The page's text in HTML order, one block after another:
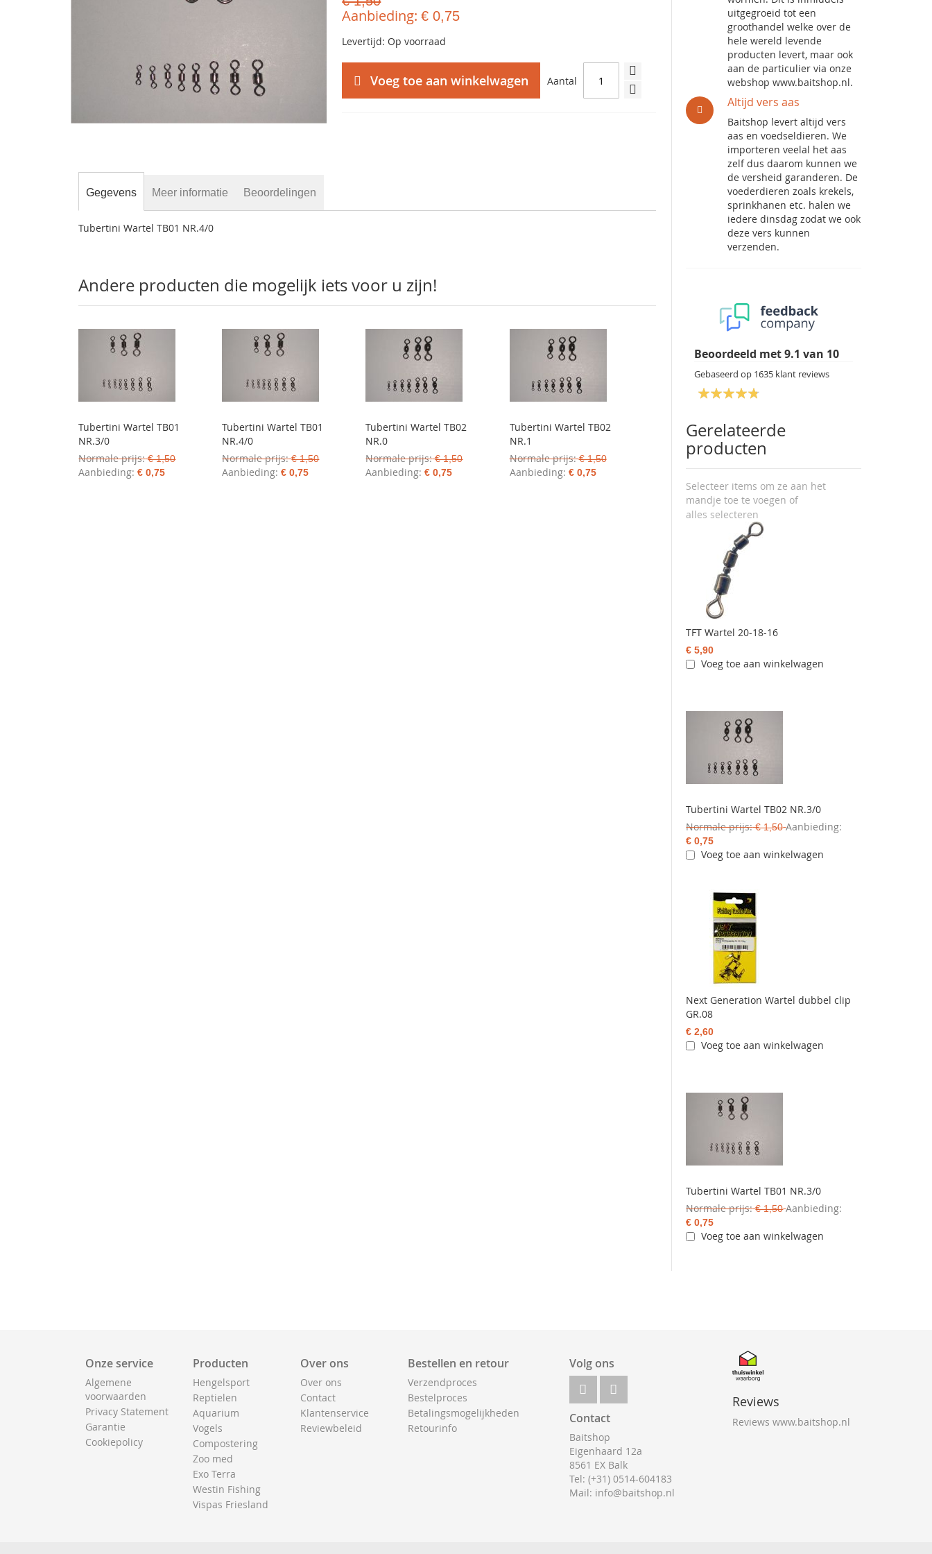
naar
de
Aanbieding € 0,75
Levertijd: Op voorraad
Aantal
Voeg toe aan winkelwagen
uitgegroeid tot een
groothandel welke over de
hele wereld levende
producten levert, maar ook
aan de particulier via onze
webshop www.baitshop.nl.
Altijd vers aas
Baitshop levert altijd vers
aas en voedseldieren. We
importeren veelal het aas
zelf dus daarom kunnen we
de versheid garanderen. De
voederdieren zoals krekels,
sprinkhanen etc. halen we
iedere dinsdag zodat we ook
deze vers kunnen
verzenden.
Beoordeeld met9.1 van 10
Gebaseerd op 1635 klant reviews
Gerelateerde
producten
Selecteer items om ze aan het
mandje toe te voegen of
alles selecteren
TFT Wartel 20-18-16
€ 5,90
Voeg toe aan winkelwagen
Tubertini Wartel TB02 NR.3/0
Normale prijs € 1,50 Aanbieding
€ 0,75
Voeg toe aan winkelwagen
Next Generation Wartel dubbel clip
GR.08
€ 2,60
Voeg toe aan winkelwagen
Tubertini Wartel TB01 NR.3/0
Normale prijs € 1,50 Aanbieding
€ 0,75
Voeg toe aan winkelwagen
Gegevens
Tubertini Wartel TB01 NR.4/0
Meer informatie Beoordelingen
Andere producten die mogelijk iets voor u zijn!
Tubertini Wartel TB01
NR.3/0
Normale prijs € 1,50
Aanbieding € 0,75
Tubertini Wartel TB01
NR.4/0
Normale prijs € 1,50
Aanbieding € 0,75
Tubertini Wartel TB02
NR.0
Normale prijs € 1,50
Aanbieding € 0,75
Tubertini Wartel TB02
NR.1
Normale prijs € 1,50
Aanbieding € 0,75
Onze service
Algemene
voorwaarden
Privacy Statement
Garantie
Cookiepolicy
Producten
Hengelsport
Reptielen
Aquarium
Vogels
Compostering
Zoo med
Exo Terra
Westin Fishing
Vispas Friesland
Over ons
Over ons
Contact
Klantenservice
Reviewbeleid
Bestellen en retour
Verzendproces
Bestelproces
Betalingsmogelijkheden
Retourinfo
Volg ons
Contact
Baitshop
Eigenhaard 12a
8561 EX Balk
Tel: (+31) 0514-604183
Mail: info@baitshop.nl
Reviews
Reviews www.baitshop.nl